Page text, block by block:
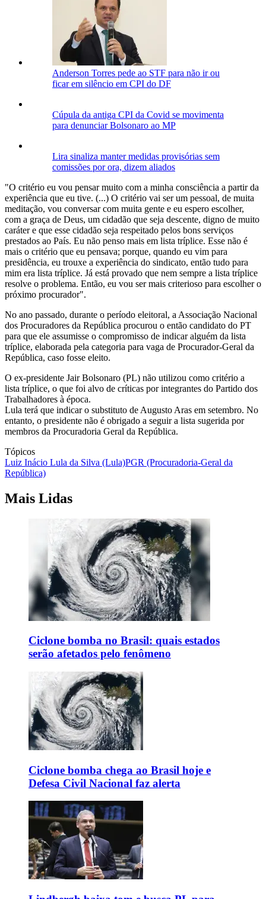
Anderson Torres pede ao STF para não ir ou
ficar em silêncio em CPI do DF
Cúpula da antiga CPI da Covid se movimenta
para denunciar Bolsonaro ao MP
Lira sinaliza manter medidas provisórias sem
comissões por ora, dizem aliados
"O critério eu vou pensar muito com a minha consciência a partir da
experiência que eu tive. (...) O critério vai ser um pessoal, de muita
meditação, vou conversar com muita gente e eu espero escolher,
com a graça de Deus, um cidadão que seja descente, digno de muito
caráter e que esse cidadão seja respeitado pelos bons serviços
prestados ao País. Eu não penso mais em lista tríplice. Esse não é
mais o critério que eu pensava; porque, quando eu vim para
presidência, eu trouxe a experiência do sindicato, então tudo para
mim era lista tríplice. Já está provado que nem sempre a lista tríplice
resolve o problema. Então, eu vou ser mais criterioso para escolher o
próximo procurador".
No ano passado, durante o período eleitoral, a Associação Nacional
dos Procuradores da República procurou o então candidato do PT
para que ele assumisse o compromisso de indicar alguém da lista
tríplice, elaborada pela categoria para vaga de Procurador-Geral da
República, caso fosse eleito.
O ex-presidente Jair Bolsonaro (PL) não utilizou como critério a
lista tríplice, o que foi alvo de críticas por integrantes do Partido dos
Trabalhadores à época.
Lula terá que indicar o substituto de Augusto Aras em setembro. No
entanto, o presidente não é obrigado a seguir a lista sugerida por
membros da Procuradoria Geral da República.
Tópicos
Luiz Inácio Lula da Silva (Lula)PGR (Procuradoria-Geral da
República)
Mais Lidas
Ciclone bomba no Brasil: quais estados
serão afetados pelo fenômeno
Ciclone bomba chega ao Brasil hoje e
Defesa Civil Nacional faz alerta